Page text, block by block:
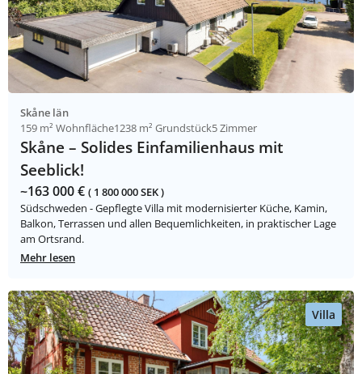
Skåne län
159 m² Wohnfläche1238 m² Grundstück5 Zimmer
Skåne – Solides Einfamilienhaus mit
Seeblick!
~163 000 € ( 1 800 000 SEK )
Südschweden - Gepflegte Villa mit modernisierter Küche, Kamin,
Balkon, Terrassen und allen Bequemlichkeiten, in praktischer Lage
am Ortsrand.
Mehr lesen
Villa